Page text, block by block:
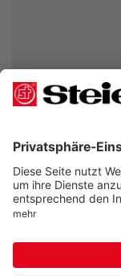
Kostenlos bestellen